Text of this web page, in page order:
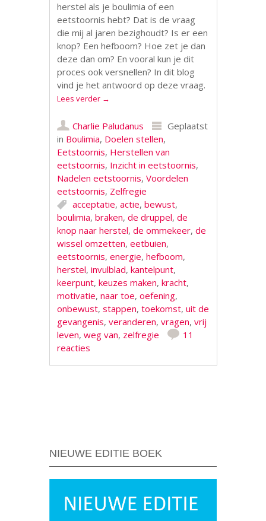
herstel als je boulimia of een
eetstoornis hebt? Dat is de vraag
die mij al jaren bezighoudt? Is er een
knop? Een hefboom? Hoe zet je dan
deze dan om? En vooral kun je dit
proces ook versnellen? In dit blog
vind je het antwoord op deze vraag.
Lees verder →
Charlie Paludanus
Geplaatst
in Boulimia, Doelen stellen,
Eetstoornis, Herstellen van
eetstoornis, Inzicht in eetstoornis,
Nadelen eetstoornis,Voordelen
eetstoornis, Zelfregie
acceptatie,actie,bewust,
boulimia,braken,de druppel,de
knop naar herstel,de ommekeer,de
wissel omzetten,eetbuien,
eetstoornis,energie,hefboom,
herstel,invulblad,kantelpunt,
keerpunt,keuzes maken,kracht,
motivatie,naar toe,oefening,
onbewust,stappen,toekomst,uit de
gevangenis,veranderen,vragen,vrij
leven,weg van, zelfregie
11
reacties
NIEUWE EDITIE BOEK